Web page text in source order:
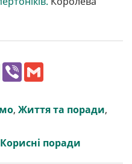
W
h
s
A
V
r l
, Життя та поради,
Корисні поради